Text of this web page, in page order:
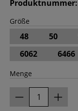
Produktnummer:
Größe
48 50
6062
6466
Menge